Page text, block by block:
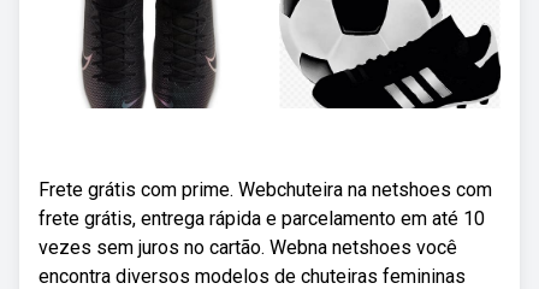
Frete grátis com prime. Webchuteira na netshoes com
frete grátis, entrega rápida e parcelamento em até 10
vezes sem juros no cartão. Webna netshoes você
encontra diversos modelos de chuteiras femininas